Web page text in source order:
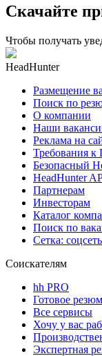
Скачайте
Чтобы получать
HeadHunter
Размещение
Поиск по
О компании
Наши
Реклама на
Требования
Безопасный
HeadHunter
Партнерам
Инвесторам
Каталог
Поиск по
Сетка:
Соискателям
hh PRO
Готовое
Все сервисы
Хочу у вас
Экспертная